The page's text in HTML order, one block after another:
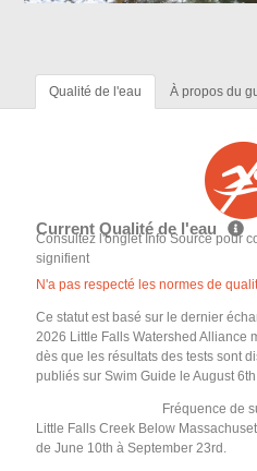
Qualité de l'eau À propos du
Current Qualité de l'eau
Consultez l'onglet Info Source pour
signifient
N'a pas respecté les normes de
Ce statut est basé sur le dernier
2026 Little Falls Watershed Alliance
dès que les résultats des tests sont
publiés sur Swim Guide le August
Fréquence de
Little Falls Creek Below
de June 10th à September 23rd.